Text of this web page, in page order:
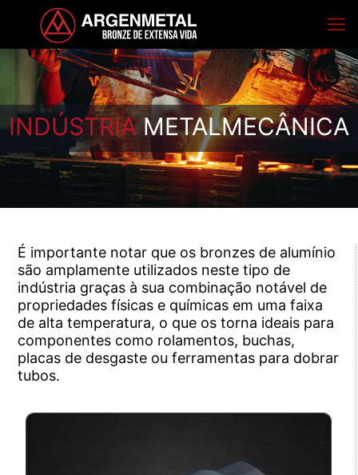
INDÚSTRIA METALMECÂNICA
É importante notar que os bronzes de alumínio
são amplamente utilizados neste tipo de
indústria graças à sua combinação notável de
propriedades físicas e químicas em uma faixa
de alta temperatura, o que os torna ideais para
componentes como rolamentos, buchas,
placas de desgaste ou ferramentas para dobrar
tubos.